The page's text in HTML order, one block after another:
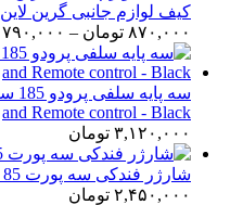
کیف لوازم جانبی گرین لاین GREEN LION ELEGANT POUCH ا Green LION Accessory Bag
۸۷۰,۰۰۰ تومان – ۷۹۰,۰۰۰
and Remote control - Black
۳,۱۲۰,۰۰۰ تومان
شارژر فندکی سه پورت 85 وات پاورولوژی Powerology PD65W + PD20W + QC18W LED Triple Ports Car Charger مدل PCCSR014
۲,۴۵۰,۰۰۰ تومان